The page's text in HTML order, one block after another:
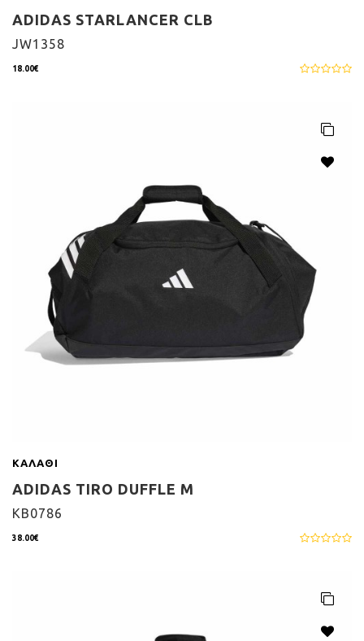
ADIDAS STARLANCER CLB
JW1358
18.00€
ΚΑΛΆΘΙ
ADIDAS TIRO DUFFLE M
KB0786
38.00€